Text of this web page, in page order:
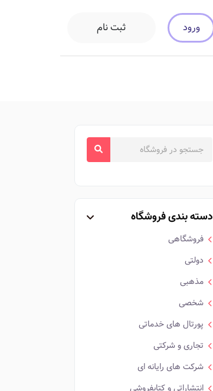
ورود ثبت نام
دسته بندی فروشگاه
فروشگاهی
دولتی
مذهبی
شخصی
پورتال های خدماتی
تجاری و شرکتی
شرکت های رایانه ای
انتشاراتی و کتابفروشی